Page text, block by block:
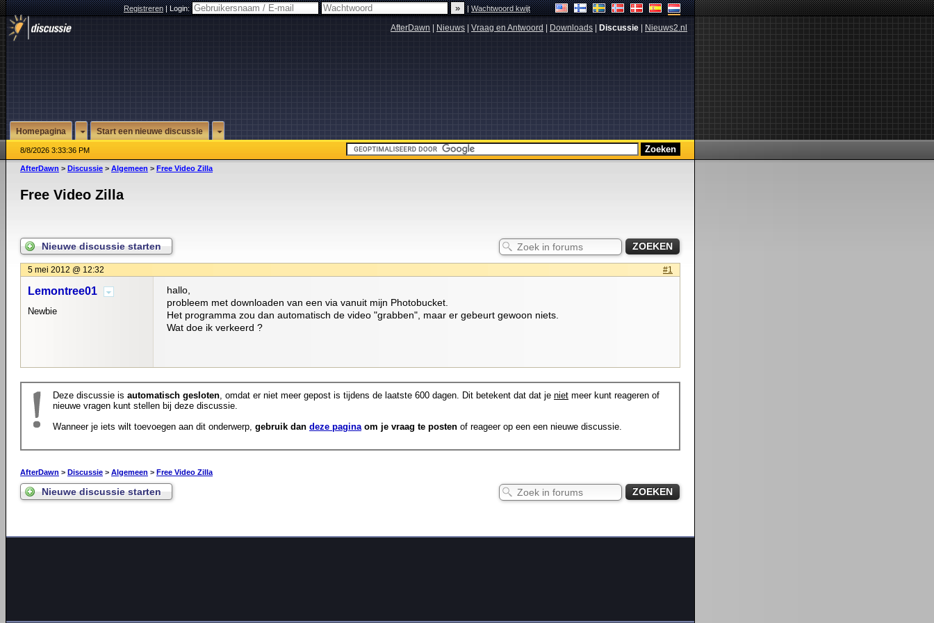
Registreren|Login: |Wachtwoord kwijt
AfterDawn Nieuws Vraag en Antwoord Downloads Discussie Nieuws2.nl
Homepagina Start een nieuwe discussie
8/8/2026 3:33:36 PM
AfterDawn > Discussie > Algemeen > Free Video Zilla
Free Video Zilla
Nieuwe discussie starten
#1
5 mei 2012 @ 12:32
Lemontree01
Newbie
hallo,
probleem met downloaden van een via vanuit mijn Photobucket.
Het programma zou dan automatisch de video "grabben", maar er gebeurt gewoon niets.
Wat doe ik verkeerd ?
Deze discussie is automatisch gesloten, omdat er niet meer gepost is tijdens de laatste 600 dagen. Dit betekent dat dat je niet meer kunt reageren of
nieuwe vragen kunt stellen bij deze discussie.
Wanneer je iets wilt toevoegen aan dit onderwerp, gebruik dan deze paginaom je vraag te posten of reageer op een een nieuwe discussie.
AfterDawn > Discussie > Algemeen > Free Video Zilla
Nieuwe discussie starten